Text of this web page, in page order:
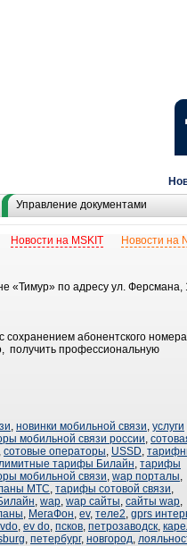
Управление документами
Новости на
Новости на MSKIT
«Тимур» по адресу ул. Ферсмана,
сохранением абонентского
получить профессиональную
, новинки мобильной связи, услуги
мобильной связи россии,
, сотовые операторы, USSD,
тарифы Билайн, тарифы
мобильной связи, wap порталы,
МТС, тарифы сотовой связи,
, wap, wap сайты, сайты wap,
, МегаФон, ev, теле2, gprs
, ev do, псков, петрозаводск,
, петербург, новгород,